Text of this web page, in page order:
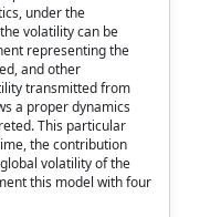
under the
volatility can be
representing the
and other
transmitted from
a proper dynamics
This particular
the contribution
volatility of the
this model with four